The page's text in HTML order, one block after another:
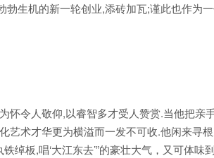
生机的新一轮创业,添砖加瓦;谨此也作为
怀令人敬仰,以睿智多才受人赞赏.当他把亲
艺术才华更为横溢而一发不可收.他闲来寻
绰板,唱‘大江东去’”的豪壮大气，又可体味